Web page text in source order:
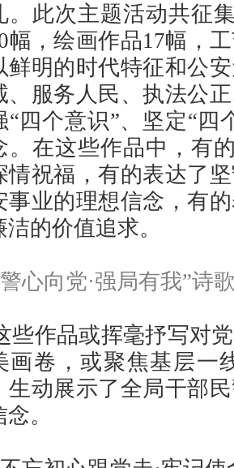
。此次主题活动共征
幅，绘画作品17幅，
鲜明的时代特征和公
、服务人民、执法公
“四个意识”、坚定“四
。在这些作品中，有
情祝福，有的表达了
事业的理想信念，有
洁的价值追求。
心向党·强局有我”诗
些作品或挥毫抒写对
画卷，或聚焦基层一
生动展示了全局干部
。